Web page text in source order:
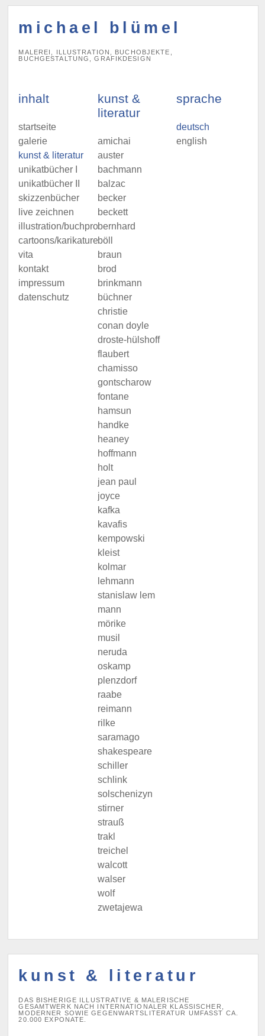
michael blümel
MALEREI, ILLUSTRATION, BUCHOBJEKTE,
BUCHGESTALTUNG, GRAFIKDESIGN
inhalt
startseite
galerie
kunst & literatur
unikatbücher I
unikatbücher II
skizzenbücher
live zeichnen
illustration/buchprojekte
cartoons/karikaturen
vita
kontakt
impressum
datenschutz
kunst &
literatur
amichai
auster
bachmann
balzac
becker
beckett
bernhard
böll
braun
brod
brinkmann
büchner
christie
conan doyle
droste-hülshoff
flaubert
chamisso
gontscharow
fontane
hamsun
handke
heaney
hoffmann
holt
jean paul
joyce
kafka
kavafis
kempowski
kleist
kolmar
lehmann
stanislaw lem
mann
mörike
musil
neruda
oskamp
plenzdorf
raabe
reimann
rilke
saramago
shakespeare
schiller
schlink
solschenizyn
stirner
strauß
trakl
treichel
walcott
walser
wolf
zwetajewa
sprache
deutsch
english
kunst & literatur
DAS BISHERIGE ILLUSTRATIVE & MALERISCHE
GESAMTWERK NACH INTERNATIONALER KLASSISCHER,
MODERNER SOWIE GEGENWARTSLITERATUR UMFASST CA.
20.000 EXPONATE.